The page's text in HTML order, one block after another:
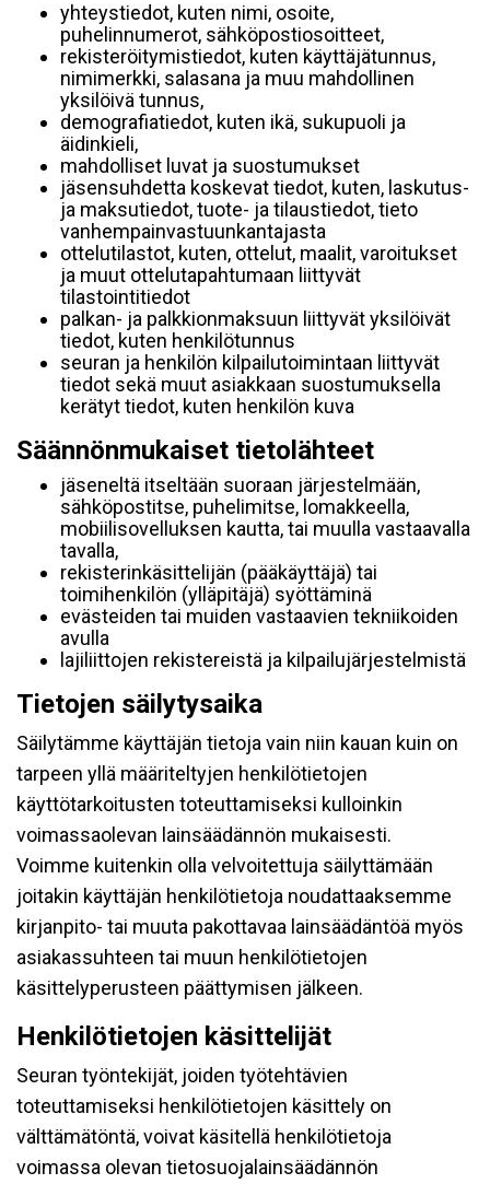
yhteystiedot, kuten nimi, osoite,
puhelinnumerot, sähköpostiosoitteet,
rekisteröitymistiedot, kuten käyttäjätunnus,
nimimerkki, salasana ja muu mahdollinen
yksilöivä tunnus,
demografiatiedot, kuten ikä, sukupuoli ja
äidinkieli,
mahdolliset luvat ja suostumukset
jäsensuhdetta koskevat tiedot, kuten, laskutus-
ja maksutiedot, tuote- ja tilaustiedot, tieto
vanhempainvastuunkantajasta
ottelutilastot, kuten, ottelut, maalit, varoitukset
ja muut ottelutapahtumaan liittyvät
tilastointitiedot
palkan- ja palkkionmaksuun liittyvät yksilöivät
tiedot, kuten henkilötunnus
seuran ja henkilön kilpailutoimintaan liittyvät
tiedot sekä muut asiakkaan suostumuksella
kerätyt tiedot, kuten henkilön kuva
Säännönmukaiset tietolähteet
jäseneltä itseltään suoraan järjestelmään,
sähköpostitse, puhelimitse, lomakkeella,
mobiilisovelluksen kautta, tai muulla vastaavalla
tavalla,
rekisterinkäsittelijän (pääkäyttäjä) tai
toimihenkilön (ylläpitäjä) syöttäminä
evästeiden tai muiden vastaavien tekniikoiden
avulla
lajiliittojen rekistereistä ja kilpailujärjestelmistä
Tietojen säilytysaika
Säilytämme käyttäjän tietoja vain niin kauan kuin on
tarpeen yllä määriteltyjen henkilötietojen
käyttötarkoitusten toteuttamiseksi kulloinkin
voimassaolevan lainsäädännön mukaisesti.
Voimme kuitenkin olla velvoitettuja säilyttämään
joitakin käyttäjän henkilötietoja noudattaaksemme
kirjanpito- tai muuta pakottavaa lainsäädäntöä myös
asiakassuhteen tai muun henkilötietojen
käsittelyperusteen päättymisen jälkeen.
Henkilötietojen käsittelijät
Seuran työntekijät, joiden työtehtävien
toteuttamiseksi henkilötietojen käsittely on
välttämätöntä, voivat käsitellä henkilötietoja
voimassa olevan tietosuojalainsäädännön